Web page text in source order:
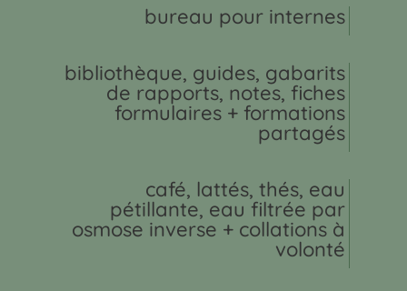
bureau pour internes
bibliothèque, guides, gabarits
de rapports, notes, fiches
formulaires + formations
partagés
café, lattés, thés, eau
pétillante, eau filtrée par
osmose inverse + collations à
volonté